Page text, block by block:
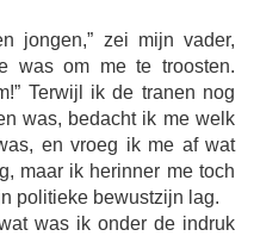
jongen,” zei mijn vader,
was om me te troosten.
Terwijl ik de tranen nog
was, bedacht ik me welk
en vroeg ik me af wat
maar ik herinner me toch
politieke bewustzijn lag.
was ik onder de indruk